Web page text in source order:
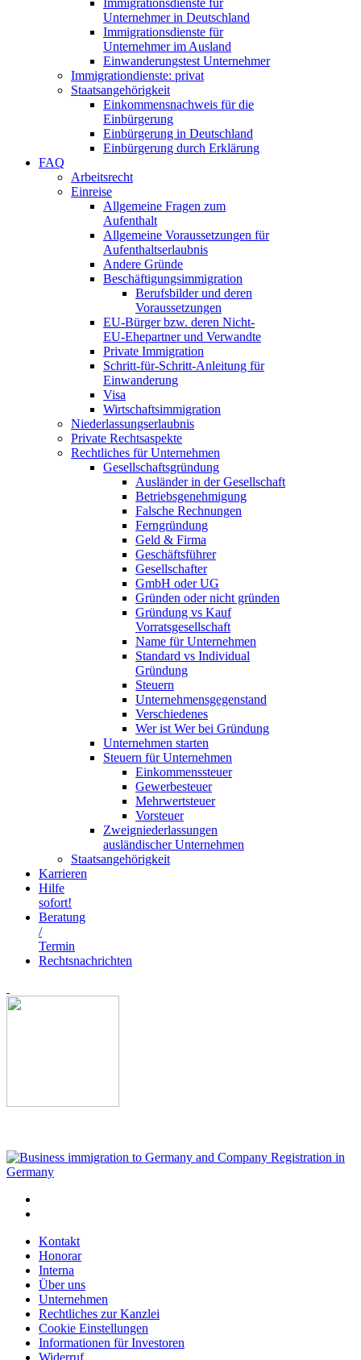
Immigrationsdienste für
Unternehmer in Deutschland
Immigrationsdienste für
Unternehmer im Ausland
Einwanderungstest Unternehmer
Immigrationdienste: privat
Staatsangehörigkeit
Einkommensnachweis für die
Einbürgerung
Einbürgerung in Deutschland
Einbürgerung durch Erklärung
FAQ
Arbeitsrecht
Einreise
Allgemeine Fragen zum
Aufenthalt
Allgemeine Voraussetzungen für
Aufenthaltserlaubnis
Andere Gründe
Beschäftigungsimmigration
Berufsbilder und deren
Voraussetzungen
EU-Bürger bzw. deren Nicht-
EU-Ehepartner und Verwandte
Private Immigration
Schritt-für-Schritt-Anleitung für
Einwanderung
Visa
Wirtschaftsimmigration
Niederlassungserlaubnis
Private Rechtsaspekte
Rechtliches für Unternehmen
Gesellschaftsgründung
Ausländer in der Gesellschaft
Betriebsgenehmigung
Falsche Rechnungen
Ferngründung
Geld & Firma
Geschäftsführer
Gesellschafter
GmbH oder UG
Gründen oder nicht gründen
Gründung vs Kauf
Vorratsgesellschaft
Name für Unternehmen
Standard vs Individual
Gründung
Steuern
Unternehmensgegenstand
Verschiedenes
Wer ist Wer bei Gründung
Unternehmen starten
Steuern für Unternehmen
Einkommenssteuer
Gewerbesteuer
Mehrwertsteuer
Vorsteuer
Zweigniederlassungen
ausländischer Unternehmen
Staatsangehörigkeit
Karrieren
Hilfe
sofort!
Beratung
/
Termin
Rechtsnachrichten
Kontakt
Honorar
Interna
Über uns
Unternehmen
Rechtliches zur Kanzlei
Cookie Einstellungen
Informationen für Investoren